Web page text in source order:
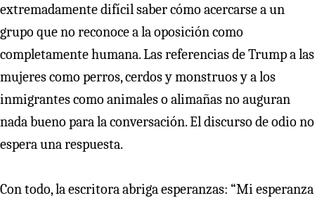
extremadamente difícil saber cómo acercarse a un
grupo que no reconoce a la oposición como
completamente humana. Las referencias de Trump a las
mujeres como perros, cerdos y monstruos y a los
inmigrantes como animales o alimañas no auguran
nada bueno para la conversación. El discurso de odio no
espera una respuesta.
Con todo, la escritora abriga esperanzas: “Mi esperanza